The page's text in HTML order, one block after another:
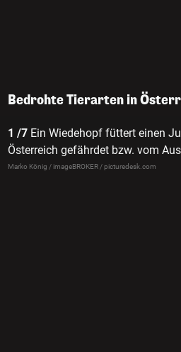
Bedrohte Tierarten in
1 /7 Ein Wiedehopf füttert einen
Österreich gefährdet bzw. vom
Marko König / imageBROKER / picturedesk.com